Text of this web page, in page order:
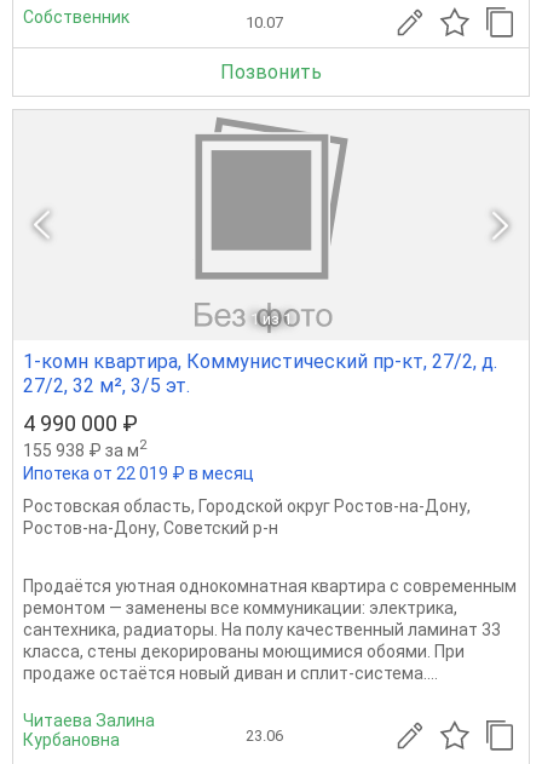
Собственник 10.07
Позвонить
1 из 1
1-комн квартира, Коммунистический пр-кт, 27/2, д.
27/2, 32 м², 3/5 эт.
4 990 000 ₽
155 938 ₽ за м2
Ипотека от 22 019 ₽ в месяц
Ростовская область, Городской округ Ростов-на-Дону,
Ростов-на-Дону, Советский р-н
Продаётся уютная однокомнатная квартира с современным
ремонтом — заменены все коммуникации: электрика,
сантехника, радиаторы. На полу качественный ламинат 33
класса, стены декорированы моющимися обоями. При
продаже остаётся новый диван и сплит-система....
Читаева Залина
Курбановна
23.06